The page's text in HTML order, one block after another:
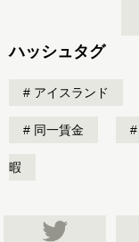
ハッシュタグ
アイスランド
同一賃金
暇